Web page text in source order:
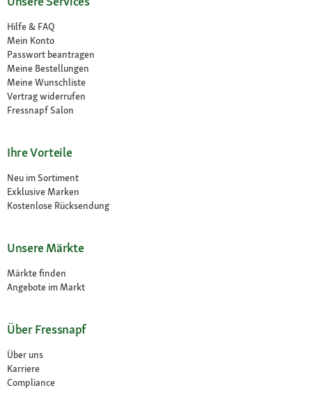
Hilfe & FAQ
Mein Konto
Passwort beantragen
Meine Bestellungen
Meine Wunschliste
Vertrag widerrufen
Fressnapf Salon
Ihre Vorteile
Neu im Sortiment
Exklusive Marken
Kostenlose Rücksendung
Unsere Märkte
Märkte finden
Angebote im Markt
Über Fressnapf
Über uns
Karriere
Compliance